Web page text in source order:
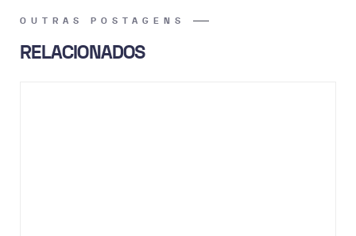
OUTRAS POSTAGENS
RELACIONADOS